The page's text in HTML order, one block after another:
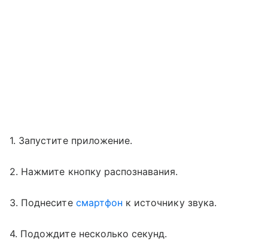
1. Запустите приложение.
2. Нажмите кнопку распознавания.
3. Поднесите смартфон к источнику звука.
4. Подождите несколько секунд.